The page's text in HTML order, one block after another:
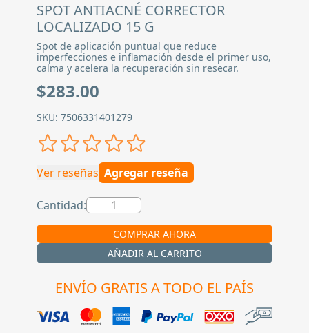
SPOT ANTIACNÉ CORRECTOR
LOCALIZADO 15 G
Spot de aplicación puntual que reduce
imperfecciones e inflamación desde el primer uso,
calma y acelera la recuperación sin resecar.
$283.00
SKU: 7506331401279
Ver reseñas Agregar reseña
Cantidad:
COMPRAR AHORA
AÑADIR AL CARRITO
ENVÍO GRATIS A TODO EL PAÍS